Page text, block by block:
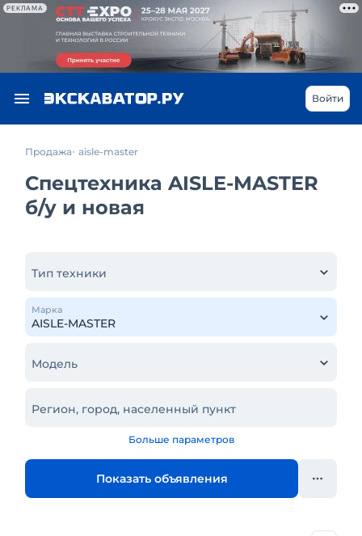
РЕКЛАМА
Войти
Продажа aisle-master
Спецтехника AISLE-MASTER
б/у и новая
Тип техники
Марка
Модель
Регион, город, населенный пункт
Больше параметров
Показать объявления